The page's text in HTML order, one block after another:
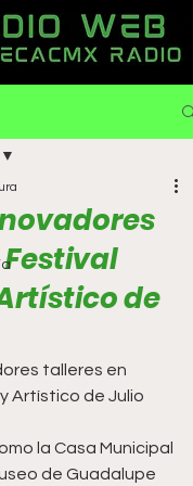
de
talleres en
Artístico de Julio
de Guadalupe